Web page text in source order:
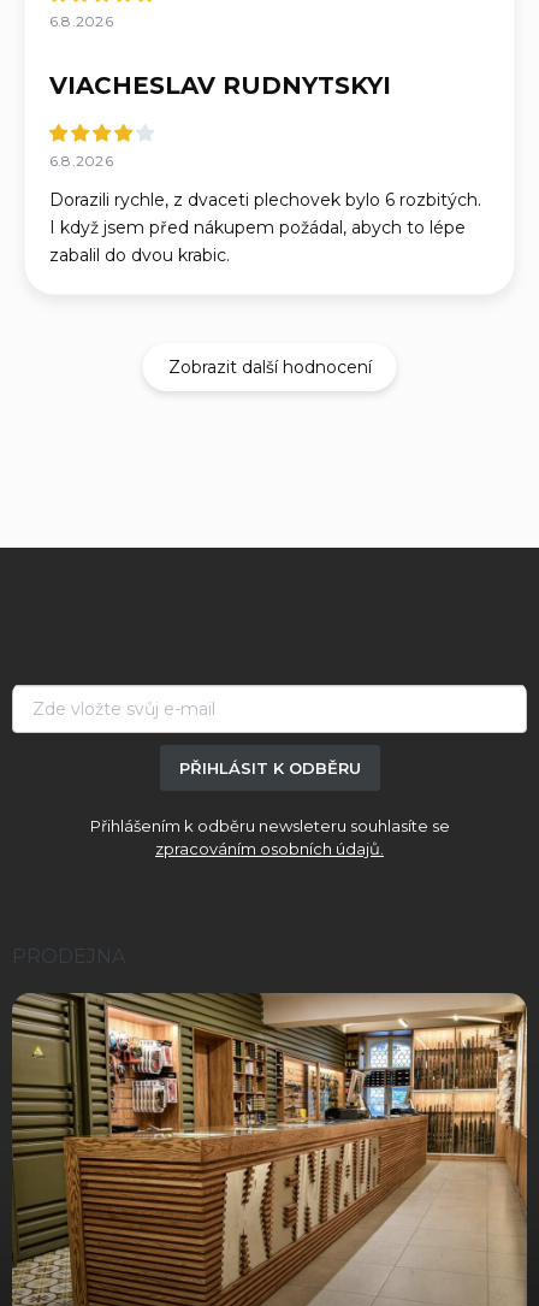
6.8.2026
VIACHESLAV RUDNYTSKYI
6.8.2026
Dorazili rychle, z dvaceti plechovek bylo 6 rozbitých.
I když jsem před nákupem požádal, abych to lépe
zabalil do dvou krabic.
Zobrazit další hodnocení
PŘIHLÁSIT K ODBĚRU
Přihlášením k odběru newsleteru souhlasíte se
zpracováním osobních údajů.
PRODEJNA